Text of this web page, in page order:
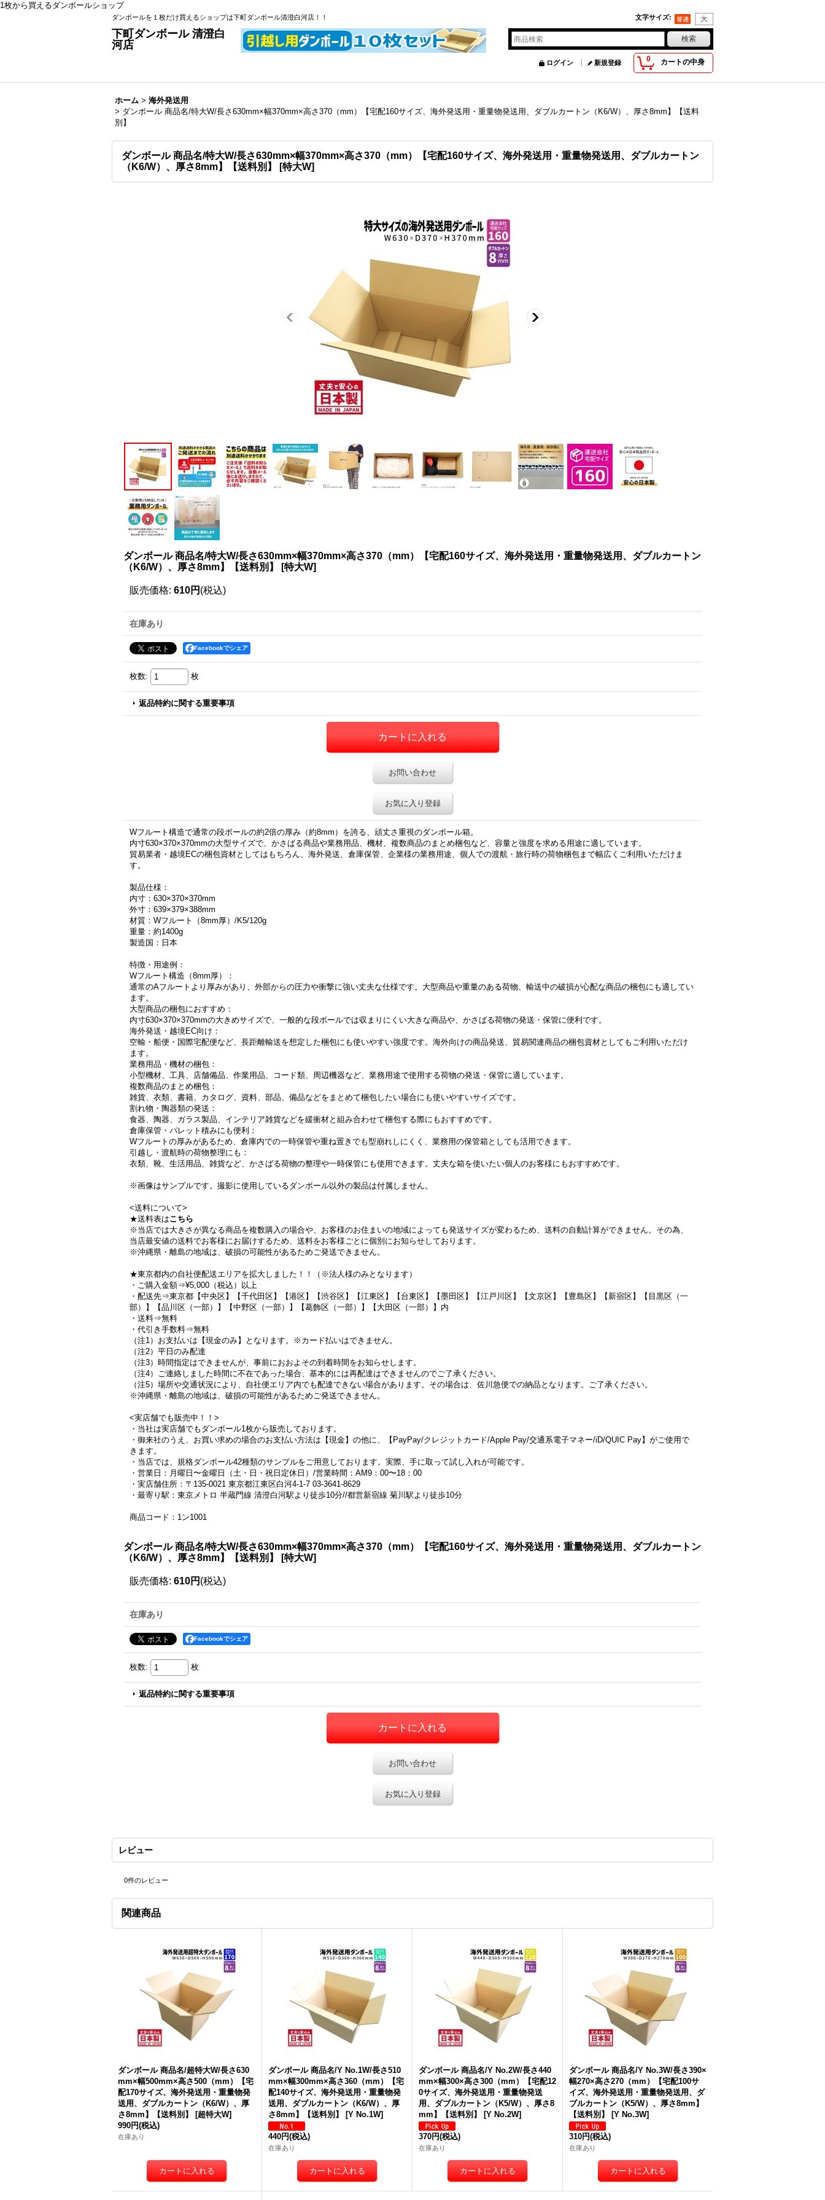
1枚から買えるダンボールショップ
ダンボールを１枚だけ買えるショップは下町ダンボール清澄白河店！！ 文字サイズ:
下町ダンボール 清澄白
河店
0 カートの中身
ログイン 新規登録
ホーム > 海外発送用
> ダンボール 商品名/特大W/長さ630mm×幅370mm×高さ370（mm）【宅配160サイズ、海外発送用・重量物発送用、ダブルカートン（K6/W）、厚さ8mm】【送料
別】
ダンボール 商品名/特大W/長さ630mm×幅370mm×高さ370（mm）【宅配160サイズ、海外発送用・重量物発送用、ダブルカートン
（K6/W）、厚さ8mm】【送料別】
[特大W]
ダンボール 商品名/特大W/長さ630mm×幅370mm×高さ370（mm）【宅配160サイズ、海外発送用・重量物発送用、ダブルカートン
（K6/W）、厚さ8mm】【送料別】
[特大W]
販売価格: 610円 (税込)
在庫あり
Facebookでシェア
枚数: 枚
返品特約に関する重要事項
お問い合わせ
お気に入り登録
Wフルート構造で通常の段ボールの約2倍の厚み（約8mm）を誇る、頑丈さ重視のダンボール箱。
内寸630×370×370mmの大型サイズで、かさばる商品や業務用品、機材、複数商品のまとめ梱包など、容量と強度を求める用途に適しています。
貿易業者・越境ECの梱包資材としてはもちろん、海外発送、倉庫保管、企業様の業務用途、個人での渡航・旅行時の荷物梱包まで幅広くご利用いただけま
す。
製品仕様：
内寸：630×370×370mm
外寸：639×379×388mm
材質：Wフルート（8mm厚）/K5/120g
重量：約1400g
製造国：日本
特徴・用途例：
Wフルート構造（8mm厚）：
通常のAフルートより厚みがあり、外部からの圧力や衝撃に強い丈夫な仕様です。大型商品や重量のある荷物、輸送中の破損が心配な商品の梱包にも適してい
ます。
大型商品の梱包におすすめ：
内寸630×370×370mmの大きめサイズで、一般的な段ボールでは収まりにくい大きな商品や、かさばる荷物の発送・保管に便利です。
海外発送・越境EC向け：
空輸・船便・国際宅配便など、長距離輸送を想定した梱包にも使いやすい強度です。海外向けの商品発送、貿易関連商品の梱包資材としてもご利用いただけ
ます。
業務用品・機材の梱包：
小型機材、工具、店舗備品、作業用品、コード類、周辺機器など、業務用途で使用する荷物の発送・保管に適しています。
複数商品のまとめ梱包：
雑貨、衣類、書籍、カタログ、資料、部品、備品などをまとめて梱包したい場合にも使いやすいサイズです。
割れ物・陶器類の発送：
食器、陶器、ガラス製品、インテリア雑貨などを緩衝材と組み合わせて梱包する際にもおすすめです。
倉庫保管・パレット積みにも便利：
Wフルートの厚みがあるため、倉庫内での一時保管や重ね置きでも型崩れしにくく、業務用の保管箱としても活用できます。
引越し・渡航時の荷物整理にも：
衣類、靴、生活用品、雑貨など、かさばる荷物の整理や一時保管にも使用できます。丈夫な箱を使いたい個人のお客様にもおすすめです。
※画像はサンプルです。撮影に使用しているダンボール以外の製品は付属しません。
<送料について>
★送料表はこちら
※当店では大きさが異なる商品を複数購入の場合や、お客様のお住まいの地域によっても発送サイズが変わるため、送料の自動計算ができません。その為、
当店最安値の送料でお客様にお届けするため、送料をお客様ごとに個別にお知らせしております。
※沖縄県・離島の地域は、破損の可能性があるためご発送できません。
★東京都内の自社便配送エリアを拡大しました！！（※法人様のみとなります）
・ご購入金額⇒¥5,000（税込）以上
・配送先⇒東京都【中央区】【千代田区】【港区】【渋谷区】【江東区】【台東区】【墨田区】【江戸川区】【文京区】【豊島区】【新宿区】【目黒区（一
部）】【品川区（一部）】【中野区（一部）】【葛飾区（一部）】【大田区（一部）】内
・送料⇒無料
・代引き手数料⇒無料
（注1）お支払いは【現金のみ】となります。※カード払いはできません。
（注2）平日のみ配達
（注3）時間指定はできませんが、事前におおよその到着時間をお知らせします。
（注4）ご連絡しました時間に不在であった場合、基本的には再配達はできませんのでご了承ください。
（注5）場所や交通状況により、自社便エリア内でも配達できない場合があります。その場合は、佐川急便での納品となります。ご了承ください。
※沖縄県・離島の地域は、破損の可能性があるためご発送できません。
<実店舗でも販売中！！>
・当社は実店舗でもダンボール1枚から販売しております。
・御来社のうえ、お買い求めの場合のお支払い方法は【現金】の他に、【PayPay/クレジットカード/Apple Pay/交通系電子マネー/iD/QUIC Pay】がご使用で
きます。
・当店では、規格ダンボール42種類のサンプルをご用意しております。実際、手に取って試し入れが可能です。
・営業日：月曜日〜金曜日（土・日・祝日定休日）/営業時間：AM9：00〜18：00
・実店舗住所：〒135-0021 東京都江東区白河4-1-7 03-3641-8629
・最寄り駅：東京メトロ 半蔵門線 清澄白河駅より徒歩10分//都営新宿線 菊川駅より徒歩10分
商品コード：1ン1001
ダンボール 商品名/特大W/長さ630mm×幅370mm×高さ370（mm）【宅配160サイズ、海外発送用・重量物発送用、ダブルカートン
（K6/W）、厚さ8mm】【送料別】
[特大W]
販売価格: 610円 (税込)
在庫あり
Facebookでシェア
枚数: 枚
返品特約に関する重要事項
お問い合わせ
お気に入り登録
レビュー
0件のレビュー
関連商品
ダンボール 商品名/超特大W/長さ630
mm×幅500mm×高さ500（mm）【宅
配170サイズ、海外発送用・重量物発
送用、ダブルカートン（K6/W）、厚
さ8mm】【送料別】
[超特大W]
990円(税込)
在庫あり
ダンボール 商品名/Y No.1W/長さ510
mm×幅300mm×高さ360（mm）【宅
配140サイズ、海外発送用・重量物発
送用、ダブルカートン（K6/W）、厚
さ8mm】【送料別】
[Y No.1W]
440円(税込)
在庫あり
ダンボール 商品名/Y No.2W/長さ440
mm×幅300×高さ300（mm）【宅配12
0サイズ、海外発送用・重量物発送
用、ダブルカートン（K5/W）、厚さ8
mm】【送料別】
[Y No.2W]
370円(税込)
在庫あり
ダンボール 商品名/Y No.3W/長さ390×
幅270×高さ270（mm）【宅配100サ
イズ、海外発送用・重量物発送用、ダ
ブルカートン（K5/W）、厚さ8mm】
【送料別】
[Y No.3W]
310円(税込)
在庫あり